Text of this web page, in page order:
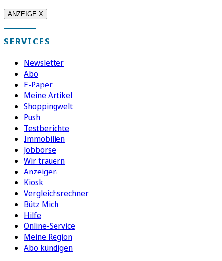
ANZEIGE X
SERVICES
Newsletter
Abo
E-Paper
Meine Artikel
Shoppingwelt
Push
Testberichte
Immobilien
Jobbörse
Wir trauern
Anzeigen
Kiosk
Vergleichsrechner
Bütz Mich
Hilfe
Online-Service
Meine Region
Abo kündigen